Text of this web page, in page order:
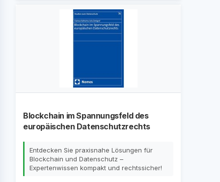
Blockchain im Spannungsfeld des
europäischen Datenschutzrechts
Entdecken Sie praxisnahe Lösungen für
Blockchain und Datenschutz –
Expertenwissen kompakt und rechtssicher!